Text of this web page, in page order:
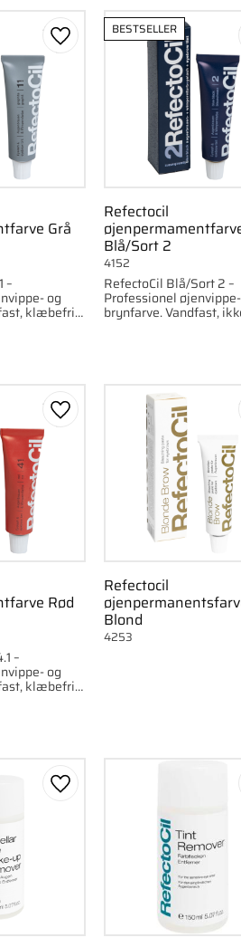
Dark Orange (1K146) 1
Smoky Blue (1K147) 1
Vis flere
Grå
–
og
klæbefri
Gem som favorit
Refectocil
Blå/Sort 2
RefectoCil Blå/Sort 2 –
Professionel
brynfarve. Vandfast,
4152
BESTSELLER
Rød
–
og
klæbefri
Gem som favorit
Refectocil
Blond
4253
Gem som favorit